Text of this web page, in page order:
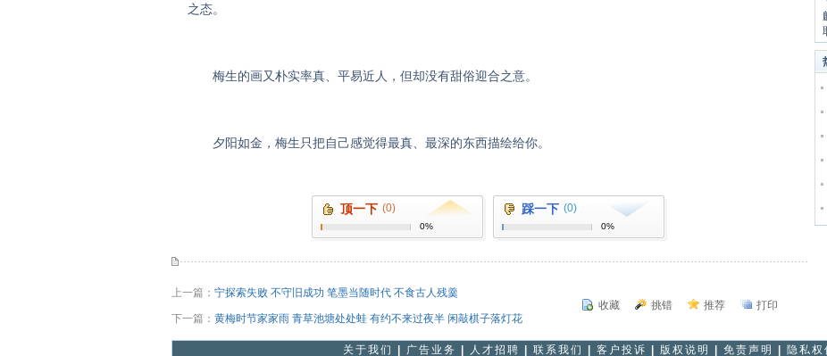
之态。
梅生的画又朴实率真、平易近人，但却没有甜俗迎合之意。
夕阳如金，梅生只把自己感觉得最真、最深的东西描绘给你。
顶一下 (0)
0%
踩一下 (0)
0%
上一篇： 宁探索失败 不守旧成功 笔墨当随时代 不食古人残羹
下一篇： 黄梅时节家家雨 青草池塘处处蛙 有约不来过夜半 闲敲棋子落灯花
收藏 挑错 推荐 打印
关于我们 广告业务 人才招聘 联系我们 客户投诉 版权说明 免责声明 隐私权